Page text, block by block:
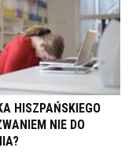
HISZPAŃSKIEGO
NIE DO